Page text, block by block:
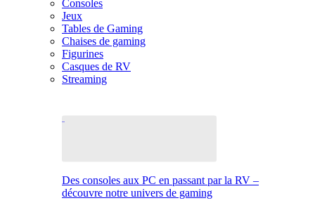
Consoles
Jeux
Tables de Gaming
Chaises de gaming
Figurines
Casques de RV
Streaming
Des consoles aux PC en passant par la RV –
découvre notre univers de gaming